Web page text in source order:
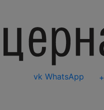
vk WhatsApp